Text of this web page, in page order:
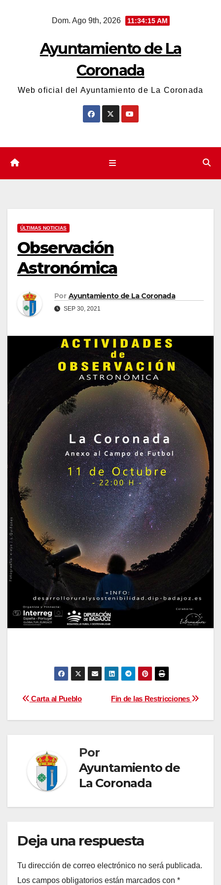
Dom. Ago 9th, 2026 11:34:16 AM
Ayuntamiento de La
Coronada
Web oficial del Ayuntamiento de La Coronada
ÚLTIMAS NOTICIAS
Observación
Astronómica
Por Ayuntamiento de La Coronada
SEP 30, 2021
Navegación
de
Fin de las Restricciones
Carta al Pueblo
Por
Ayuntamiento de
La Coronada
Deja una respuesta
Tu dirección de correo electrónico no será publicada.
Los campos obligatorios están marcados con *